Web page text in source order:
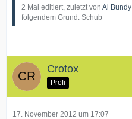
2 Mal editiert, zuletzt von Al Bundy
folgendem Grund: Schub
Crotox
Profi
17. November 2012 um 17:07